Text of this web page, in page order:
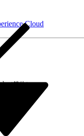
Cloud
（简体）